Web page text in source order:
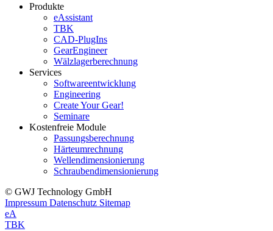
Produkte
eAssistant
TBK
CAD-PlugIns
GearEngineer
Wälzlagerberechnung
Services
Softwareentwicklung
Engineering
Create Your Gear!
Seminare
Kostenfreie Module
Passungsberechnung
Härteumrechnung
Wellendimensionierung
Schraubendimensionierung
© GWJ Technology GmbH
Impressum Datenschutz Sitemap
eA
TBK